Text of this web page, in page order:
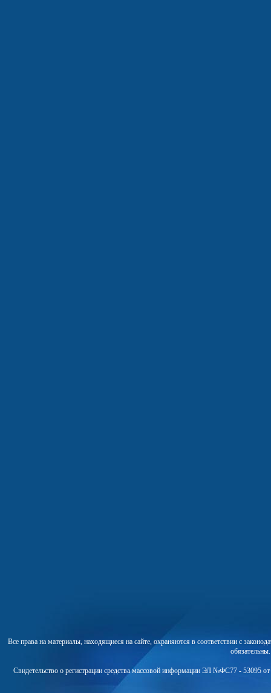
Все права на материалы, находящиеся на сайте, охраняются в соответствии с
Свидетельство о регистрации средства массовой информации ЭЛ №ФС77 - 53095